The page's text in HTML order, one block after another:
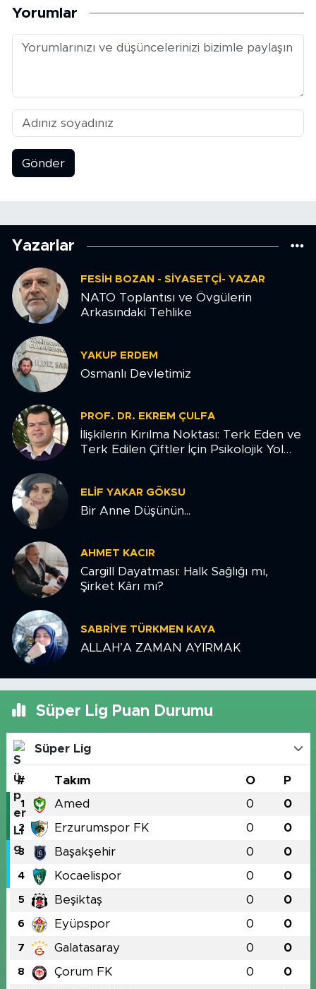
Yorumlar
Gönder
Yazarlar
FESIH BOZAN - SIYASETÇI- YAZAR
NATO Toplantısı ve Övgülerin
Arkasındaki Tehlike
YAKUP ERDEM
Osmanlı Devletimiz
PROF. DR. EKREM ÇULFA
İlişkilerin Kırılma Noktası: Terk Eden ve
Terk Edilen Çiftler İçin Psikolojik Yol
ELIF YAKAR GÖKSU
Bir Anne Düşünün...
AHMET KACIR
Cargill Dayatması: Halk Sağlığı mı,
Şirket Kârı mı?
SABRIYE TÜRKMEN KAYA
ALLAH’A ZAMAN AYIRMAK
Süper Lig Puan Durumu
Süper Lig
# Takım O P
1 Amed 0 0
2 Erzurumspor FK 0 0
3 Başakşehir 0 0
4 Kocaelispor 0 0
5 Beşiktaş 0 0
6 Eyüpspor 0 0
7 Galatasaray 0 0
8 Çorum FK 0 0